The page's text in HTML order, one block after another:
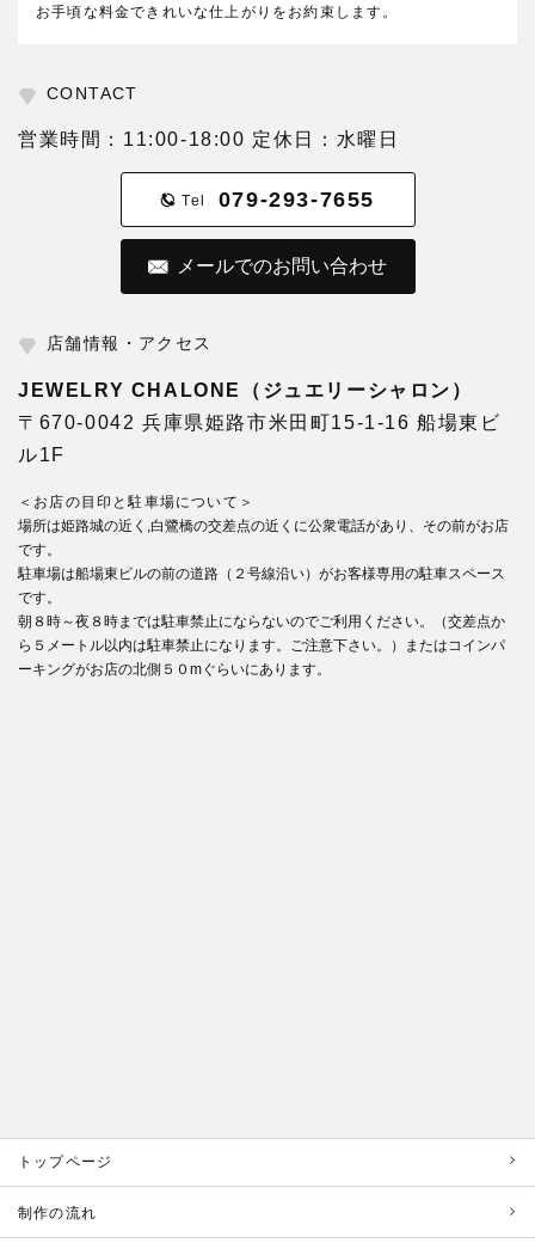
お手頃な料金できれいな仕上がりをお約束します。
CONTACT
営業時間：11:00-18:00 定休日：水曜日
Tel 079-293-7655
メールでのお問い合わせ
店舗情報・アクセス
JEWELRY CHALONE（ジュエリーシャロン）
〒670-0042 兵庫県姫路市米田町15-1-16 船場東ビ
ル1F
＜お店の目印と駐車場について＞
場所は姫路城の近く,白鷺橋の交差点の近くに公衆電話があり、その前がお店
です。
駐車場は船場東ビルの前の道路（２号線沿い）がお客様専用の駐車スペース
です。
朝８時～夜８時までは駐車禁止にならないのでご利用ください。（交差点か
ら５メートル以内は駐車禁止になります。ご注意下さい。）またはコインパ
ーキングがお店の北側５０mぐらいにあります。
トップページ
制作の流れ